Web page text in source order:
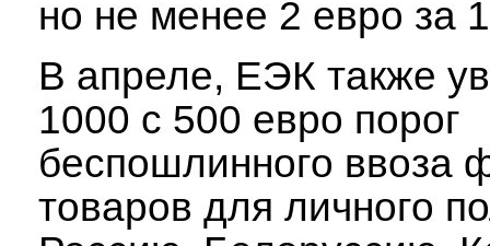
но не менее 2 евро за 1
В апреле, ЕЭК также
1000 с 500 евро порог
беспошлинного ввоза
товаров для личного